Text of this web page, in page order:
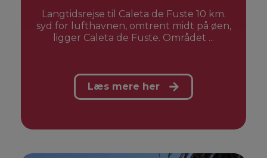
Langtidsrejse til Caleta de Fuste 10 km.
syd for lufthavnen, omtrent midt på øen,
ligger Caleta de Fuste. Området ...
Læs mere her